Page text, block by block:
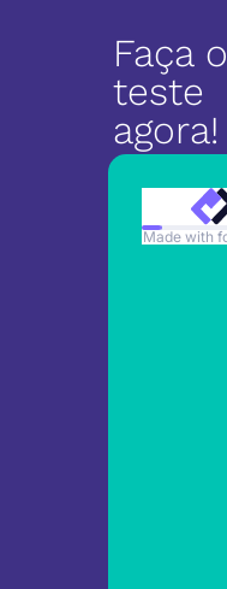
Faça o
teste
agora!